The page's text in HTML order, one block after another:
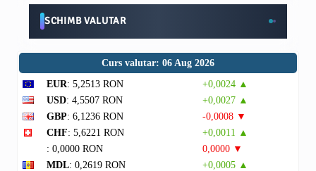
SCHIMB VALUTAR
Curs valutar: 06 Aug 2026
EUR: 5,2513 RON
+0,0024 ▲
USD: 4,5507 RON
+0,0027 ▲
GBP: 6,1236 RON
-0,0008 ▼
CHF: 5,6221 RON
+0,0011 ▲
: 0,0000 RON
0,0000 ▼
MDL: 0,2619 RON
+0,0005 ▲